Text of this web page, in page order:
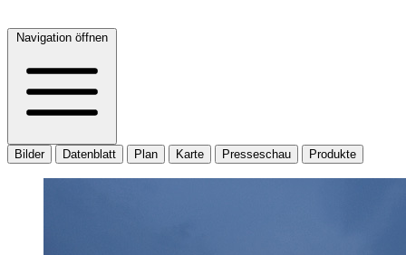
Navigation öffnen
Bilder Datenblatt Plan Karte Presseschau Produkte